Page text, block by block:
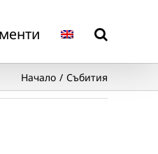
Начало Събития